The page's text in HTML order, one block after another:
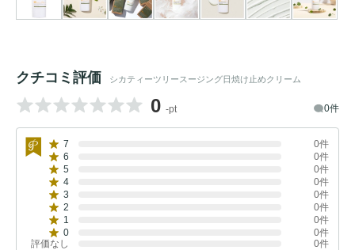
クチコミ評価 シカティーツリースージング日焼け止めクリーム
0 -pt 0件
7
0件
6
0件
5
0件
4
0件
3
0件
2
0件
1
0件
0
0件
評価なし
0件